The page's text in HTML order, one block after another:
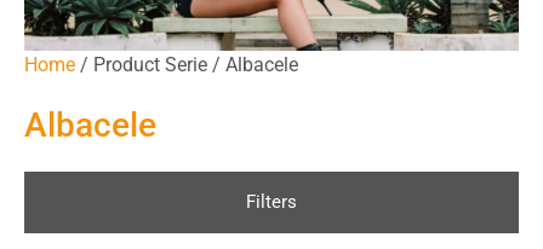
Home / Product Serie / Albacele
Albacele
Filters